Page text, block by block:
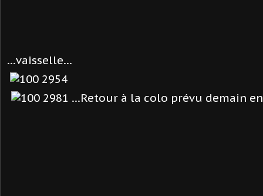
...vaisselle...
...Retour à la colo prévu demain